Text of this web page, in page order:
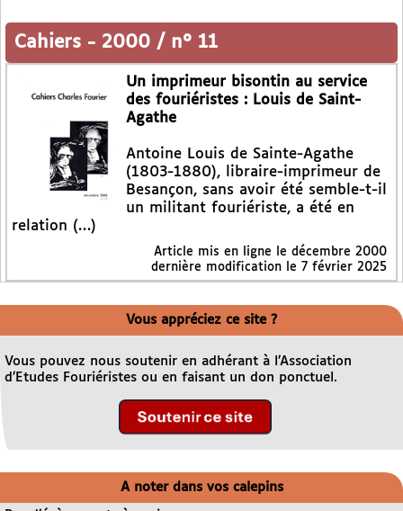
Cahiers - 2000 / n° 11
Un imprimeur bisontin au service
des fouriéristes : Louis de Saint-
Agathe
Antoine Louis de Sainte-Agathe
(1803-1880), libraire-imprimeur de
Besançon, sans avoir été semble-t-il
un militant fouriériste, a été en
relation (…)
Article mis en ligne le décembre 2000
dernière modification le 7 février 2025
Vous appréciez ce site ?
Vous pouvez nous soutenir en adhérant à l’Association
d’Etudes Fouriéristes ou en faisant un don ponctuel.
A noter dans vos calepins